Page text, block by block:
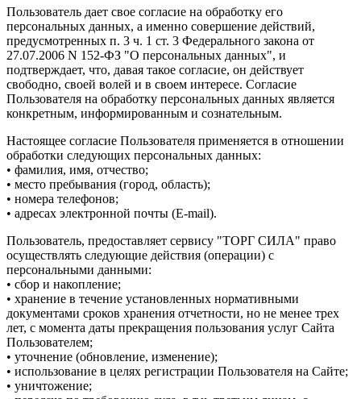
Пользователь дает свое согласие на обработку его
персональных данных, а именно совершение действий,
предусмотренных п. 3 ч. 1 ст. 3 Федерального закона от
27.07.2006 N 152-ФЗ "О персональных данных", и
подтверждает, что, давая такое согласие, он действует
свободно, своей волей и в своем интересе. Согласие
Пользователя на обработку персональных данных является
конкретным, информированным и сознательным.
Настоящее согласие Пользователя применяется в отношении
обработки следующих персональных данных:
• фамилия, имя, отчество;
• место пребывания (город, область);
• номера телефонов;
• адресах электронной почты (E-mail).
Пользователь, предоставляет сервису "ТОРГ СИЛА" право
осуществлять следующие действия (операции) с
персональными данными:
• сбор и накопление;
• хранение в течение установленных нормативными
документами сроков хранения отчетности, но не менее трех
лет, с момента даты прекращения пользования услуг Сайта
Пользователем;
• уточнение (обновление, изменение);
• использование в целях регистрации Пользователя на Сайте;
• уничтожение;